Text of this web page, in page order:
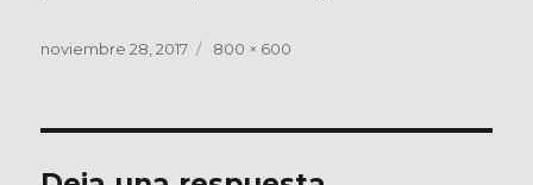
Publicado
noviembre 28, 2017
Tamaño
800 × 600